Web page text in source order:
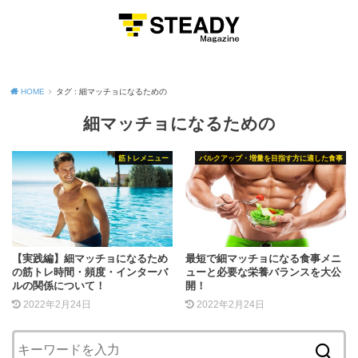
HOME タグ : 細マッチョになるための
細マッチョになるための
筋トレメニュー
【実践編】細マッチョになるため
の筋トレ時間・頻度・インターバ
ルの関係について！
2022年2月24日
バルクアップ・増量を目指す方に適した食事
最短で細マッチョになる食事メニ
ューと必要な栄養バランスを大公
開！
2022年2月24日